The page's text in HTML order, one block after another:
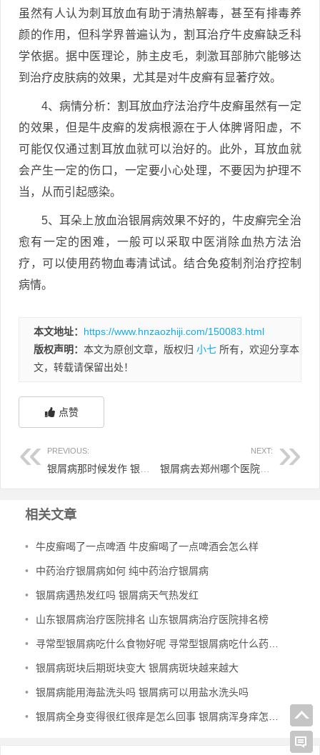
虽然有人认为刺耳放血有助于清热解毒，甚至有排毒养
颜的作用，但科学界普遍认为，割耳治疗牛皮癣缺乏科
学依据。据中医理论，肺主皮毛，刺激耳部肺穴能够达
到治疗皮肤病的效果，尤其是对牛皮癣有显著疗效。
4、病情分析：割耳放血疗法治疗牛皮癣虽然有一定
的效果，但是牛皮癣的发病根源在于人体脾肾阳虚，不
可能仅仅通过割耳放血就可以治好的。此外，耳放血就
会产生一定的伤口，一定要小心处理，不要因为护理不
当，从而引起感染。
5、耳朵上放血治银屑病效果不好的，牛皮癣完全治
愈有一定的困难，一般可以采取中医消除血热方法治
疗，可以使用药物血毒清试试。结合免疫制剂治疗控制
病情。
本文地址： https://www.hnzaozhiji.com/150083.html
版权声明： 本文为原创文章，版权归 小七 所有，欢迎分享本
文，转载请保留出处！
点赞
PREVIOUS: NEXT:
银屑病去郑州哪个医院好不好 郑州哪家银屑病医院治银屑病好
相关文章
• 牛皮癣喝了一点啤酒 牛皮癣喝了一点啤酒会怎么样
• 中药治疗银屑病如何 纯中药治疗银屑病
• 银屑病遇热发红吗 银屑病天气热发红
• 山东银屑病治疗医院排名 山东银屑病治疗医院排名榜
• 寻常型银屑病吃什么食物好呢 寻常型银屑病吃什么药效果好
• 银屑病斑块后期斑块变大 银屑病斑块越来越大
• 银屑病能用海盐洗头吗 银屑病可以用盐水洗头吗
• 银屑病全身变得很红很痒是怎么回事 银屑病浑身痒怎么办